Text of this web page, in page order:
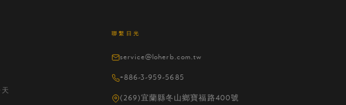
聯繫日光
service@loherb.com.tw
+886-3-959-5685
(269)宜蘭縣冬山鄉寶福路400號